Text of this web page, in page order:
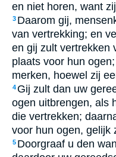
en niet horen, want
3 Daarom gij,
van vertrekking; en
en gij zult vertrekken
plaats voor hun
merken, hoewel zij
4 Gij zult dan uw
ogen uitbrengen, als
die vertrekken;
voor hun ogen, gelijk
5 Doorgraaf u den